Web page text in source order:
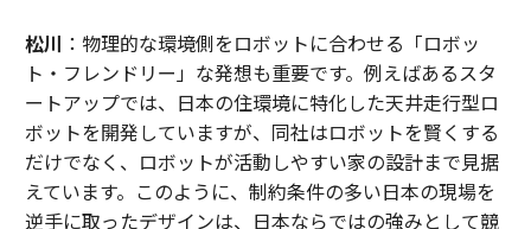
松川 ：物理的な環境側をロボットに合わせる「ロボッ
ト・フレンドリー」な発想も重要です。例えばあるスタ
ートアップでは、日本の住環境に特化した天井走行型ロ
ボットを開発していますが、同社はロボットを賢くする
だけでなく、ロボットが活動しやすい家の設計まで見据
えています。このように、制約条件の多い日本の現場を
逆手に取ったデザインは、日本ならではの強みとして競